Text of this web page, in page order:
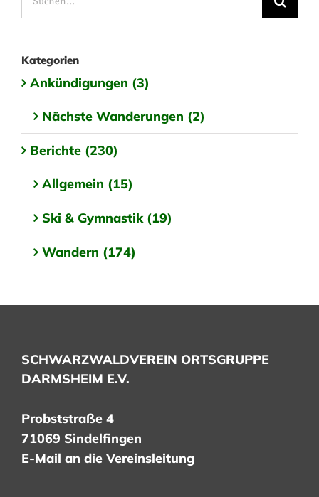
nach:
Kategorien
Ankündigungen (3)
Nächste Wanderungen (2)
Berichte (230)
Allgemein (15)
Ski & Gymnastik (19)
Wandern (174)
SCHWARZWALDVEREIN ORTSGRUPPE
DARMSHEIM E.V.
Probststraße 4
71069 Sindelfingen
E-Mail an die Vereinsleitung